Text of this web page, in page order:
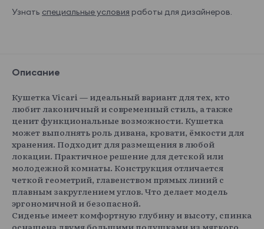
Узнать специальные условия работы для дизайнеров.
Описание
Кушетка Vicari — идеальный вариант для тех, кто
любит лаконичный и современный стиль, а также
ценит функциональные возможности. Кушетка
может выполнять роль дивана, кровати, ёмкости для
хранения. Подходит для размещения в любой
локации. Практичное решение для детской или
молодежной комнаты. Конструкция отличается
четкой геометрий, главенством прямых линий с
плавным закруглением углов. Что делает модель
эргономичной и безопасной.
Сиденье имеет комфортную глубину и высоту, спинка
оснащена двумя большими подушками из мягкого